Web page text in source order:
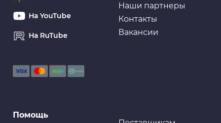
Наши партнеры
Контакты
Вакансии
Помощь
На YouTube
На RuTube